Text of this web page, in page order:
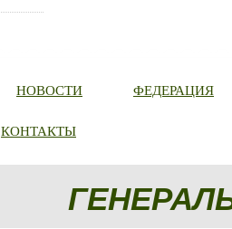
НОВОСТИ ФЕДЕРАЦИЯ
КОНТАКТЫ